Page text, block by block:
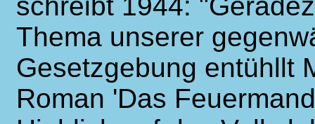
Thema unserer
Gesetzgebung entühllt
Roman 'Das